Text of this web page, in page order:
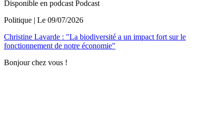
Disponible en podcast Podcast
Politique | Le 09/07/2026
Christine Lavarde : "La biodiversité a un impact fort sur le
fonctionnement de notre économie"
Bonjour chez vous !